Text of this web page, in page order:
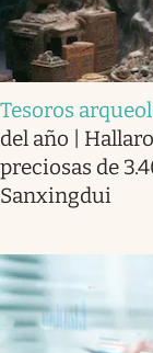
Tesoros
del año |
preciosas de
Sanxingdui